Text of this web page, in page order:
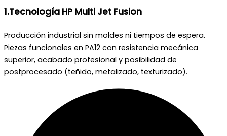
1.Tecnología HP Multi Jet Fusion
Producción industrial sin moldes ni tiempos de espera.
Piezas funcionales en PA12 con resistencia mecánica
superior, acabado profesional y posibilidad de
postprocesado (teñido, metalizado, texturizado).